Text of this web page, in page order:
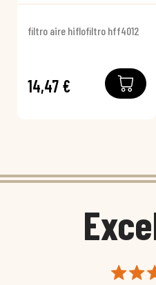
filtro aire hiflofiltro hff4012
14,47 €